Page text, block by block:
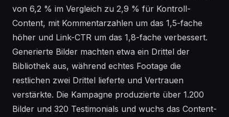
von 6,2 % im Vergleich zu 2,9 % für Kontroll-
Content, mit Kommentarzahlen um das 1,5-fache
höher und Link-CTR um das 1,8-fache verbessert.
Generierte Bilder machten etwa ein Drittel der
Bibliothek aus, während echtes Footage die
restlichen zwei Drittel lieferte und Vertrauen
verstärkte. Die Kampagne produzierte über 1.200
Bilder und 320 Testimonials und wuchs das Content-